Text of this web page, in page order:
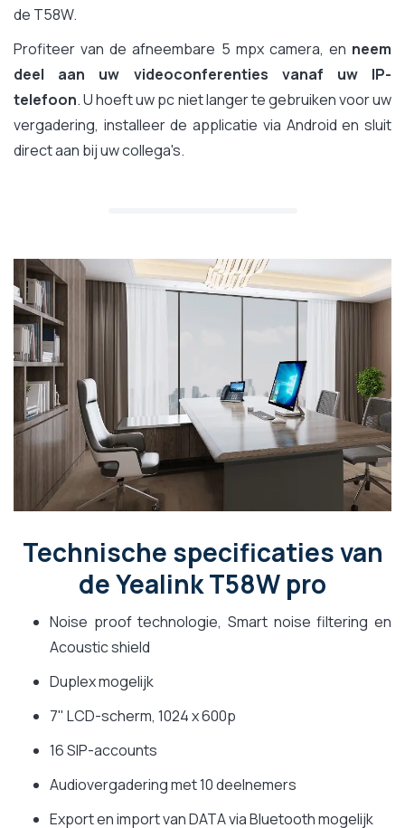
de T58W.
Profiteer van de afneembare 5 mpx camera, en neem
deel aan uw videoconferenties vanaf uw IP-
telefoon. U hoeft uw pc niet langer te gebruiken voor uw
vergadering, installeer de applicatie via Android en sluit
direct aan bij uw collega's.
Technische specificaties van
de Yealink T58W pro
Noise proof technologie, Smart noise filtering en
Acoustic shield
Duplex mogelijk
7" LCD-scherm, 1024 x 600p
16 SIP-accounts
Audiovergadering met 10 deelnemers
Export en import van DATA via Bluetooth mogelijk